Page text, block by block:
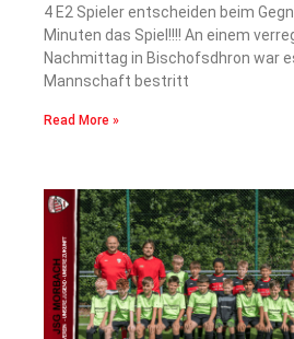
4 E2 Spieler entscheiden beim
Minuten das Spiel!!!! An einem
Nachmittag in Bischofsdhron war
Mannschaft bestritt
Read More »